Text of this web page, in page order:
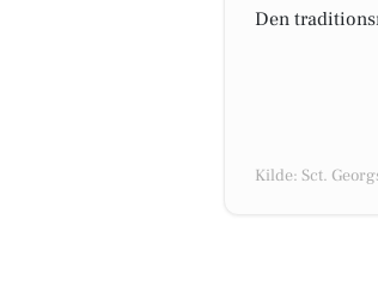
Den
Kilde: Sct.